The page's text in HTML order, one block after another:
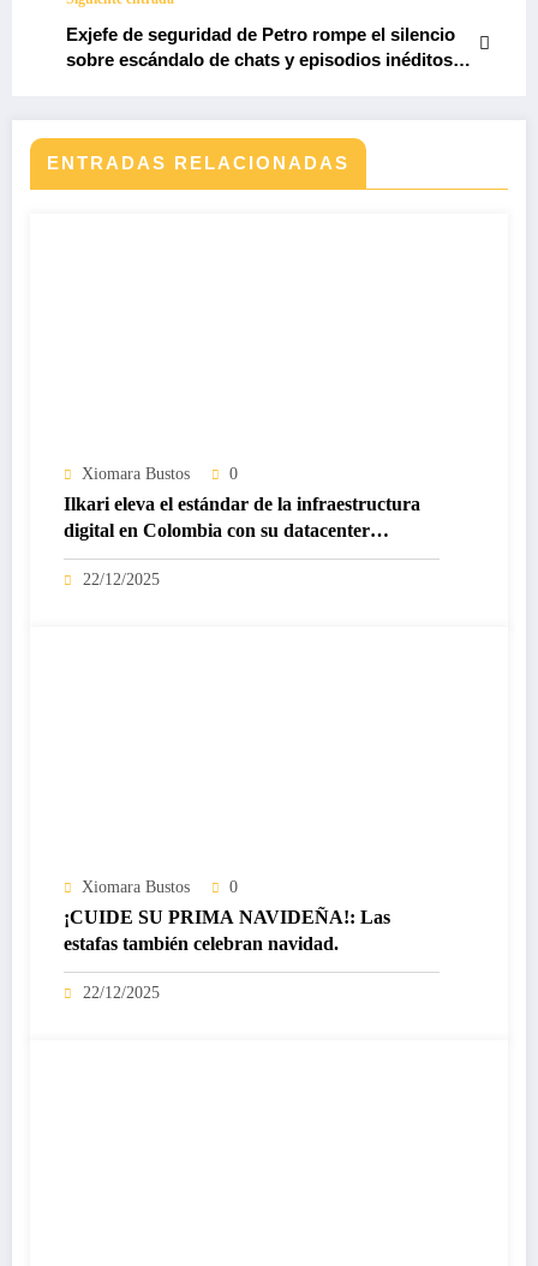
Exjefe de seguridad de Petro rompe el silencio
sobre escándalo de chats y episodios inéditos
ENTRADAS RELACIONADAS
Xiomara Bustos 0
Ilkari eleva el estándar de la infraestructura
digital en Colombia con su datacenter
certificado Nivel IV de ICREA
22/12/2025
Xiomara Bustos 0
¡CUIDE SU PRIMA NAVIDEÑA!: Las
estafas también celebran navidad.
22/12/2025